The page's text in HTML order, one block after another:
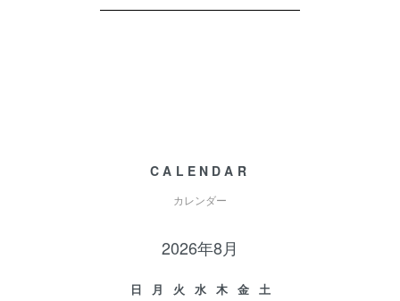
CALENDAR
カレンダー
2026年8月
日 月 火 水 木 金
土